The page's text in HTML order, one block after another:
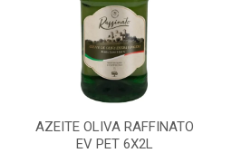
AZEITE OLIVA RAFFINATO
EV PET 6X2L